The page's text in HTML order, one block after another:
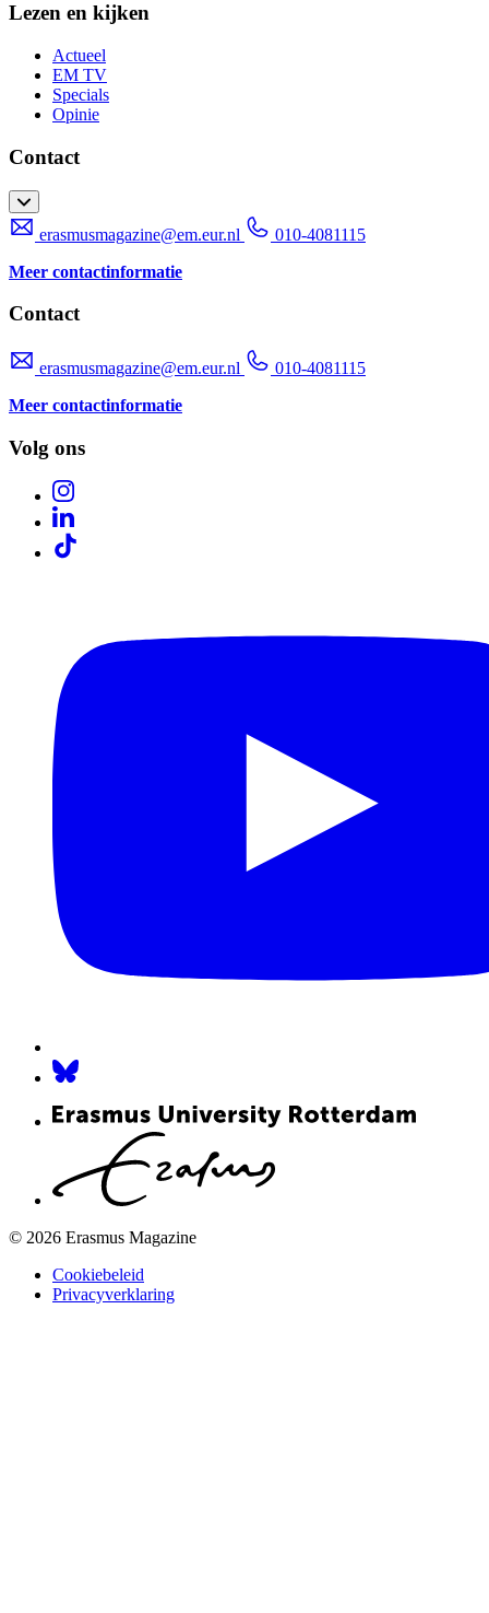
Lezen en kijken
Actueel
EM TV
Specials
Opinie
Contact
erasmusmagazine@em.eur.nl
010-4081115
Meer contactinformatie
Contact
erasmusmagazine@em.eur.nl
010-4081115
Meer contactinformatie
Volg ons
© 2026 Erasmus Magazine
Cookiebeleid
Privacyverklaring